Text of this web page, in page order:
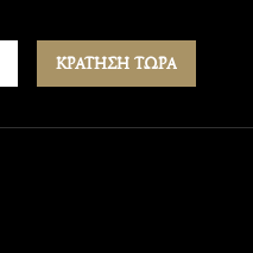
ΚΡΑΤΗΣΗ ΤΩΡΑ